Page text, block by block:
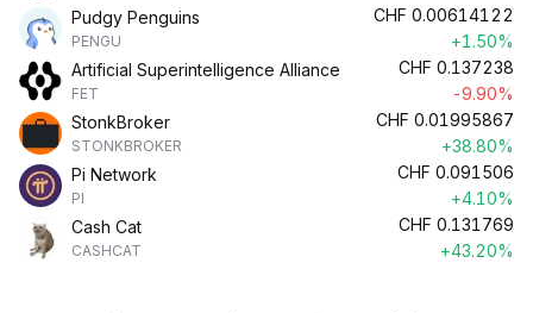
Pudgy Penguins
PENGU
CHF 0.00614122
+1.50%
Artificial Superintelligence Alliance
FET
CHF 0.137238
-9.90%
StonkBroker
STONKBROKER
CHF 0.01995867
+38.80%
Pi Network
PI
CHF 0.091506
+4.10%
Cash Cat
CASHCAT
CHF 0.131769
+43.20%